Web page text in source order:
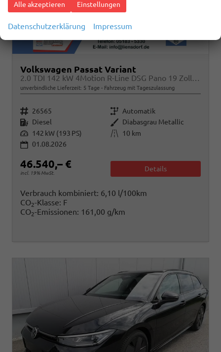
Volkswagen Passat Variant
2.0 TDI 142 kW 4Motion R-Line DSG Pano 19 Zoll Head Up AHK Navi
unverbindliche Lieferzeit: 5 Tage Fahrzeug mit Tageszulassung
Fahrzeugnr. 26565 Getriebe Automatik
Kraftstoff Diesel Außenfarbe Diabasgrau Metallic
Leistung 142 kW (193 PS) Kilometerstand
10 km
01.08.2026
46.540,– €
incl. 19% MwSt.
Details
Verbrauch kombiniert: 6,10 l/100km
CO2-Klasse: F
CO2-Emissionen: 161,00 g/km
Alle akzeptieren Einstellungen
Datenschutzerklärung Impressum